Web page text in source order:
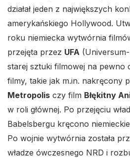
działał jeden z największych
amerykańskiego Hollywood.
roku niemiecka wytwórnia
przejęta przez UFA (Universum-
starej sztuki filmowej na pewno
filmy, takie jak m.in. nakręcony
Metropolis czy film Błękitny
w roli głównej. Po przejęciu
Babelsbergu kręcono
Po wojnie wytwórnia została
władze ówczesnego NRD i